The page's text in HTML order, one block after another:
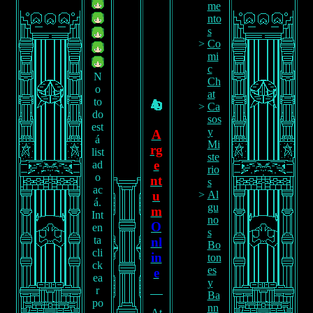
R
O
E
C
T
A
V
A
S
C
R
I
P
me
nto
s
Co
mi
c
Ch
at
Ca
sos
y
Mi
ste
rio
s
Al
gu
no
s
Bo
ton
es
y
Ba
nn
N
o
to
do
est
á
list
ad
o
ac
á.
Int
en
ta
cli
ck
ea
r
po
A
rg
e
nt
u
m
O
nl
in
e